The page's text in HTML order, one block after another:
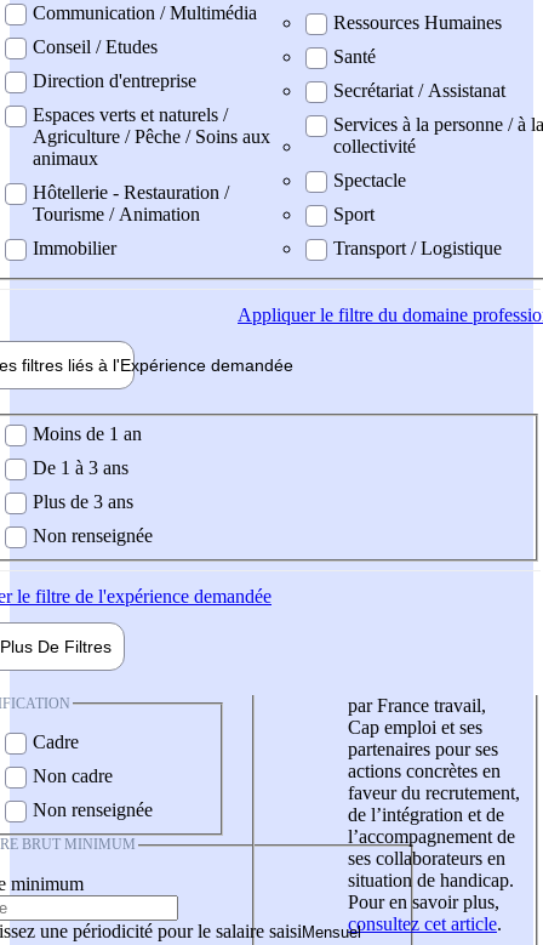
Communication / Multimédia
Conseil / Etudes
Direction d'entreprise
Espaces verts et naturels /
Agriculture / Pêche / Soins aux
animaux
Hôtellerie - Restauration /
Tourisme / Animation
Immobilier
Ressources Humaines
Santé
Secrétariat / Assistanat
Services à la personne / à la
collectivité
Spectacle
Sport
Transport / Logistique
Appliquerle filtre du domaine
filtres liés à l'Expérience demandée
demandée
Moins de 1 an
De 1 à 3 ans
Plus de 3 ans
Non renseignée
le filtre de l'expérience demandée
Plus De Filtres
Cadre
Non cadre
Non renseignée
BRUT MINIMUM
minimum
une périodicité pour le salaire saisi
par France travail,
Cap emploi et ses
partenaires pour ses
actions concrètes en
faveur du recrutement,
de l’intégration et de
l’accompagnement de
ses collaborateurs en
situation de handicap.
Pour en savoir plus,
consultez cet article.